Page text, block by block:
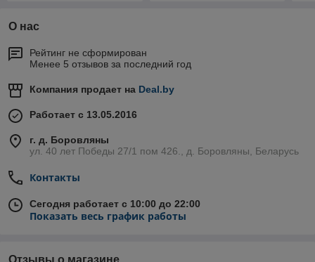
О нас
Рейтинг не сформирован
Менее 5 отзывов за последний год
Компания продает на Deal.by
Работает с 13.05.2016
г. д. Боровляны
ул. 40 лет Победы 27/1 пом 426., д. Боровляны, Беларусь
Контакты
Сегодня работает с 10:00 до 22:00
Показать весь график работы